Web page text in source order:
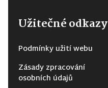
Užitečné odkazy
Podmínky užití webu
Zásady zpracování
osobních údajů